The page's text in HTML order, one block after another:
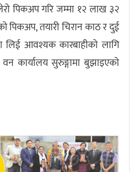
पिकअप गरि जम्मा १२ लाख ३२
पिकअप, तयारी चिरान काठ र दुई
लिई आवश्यक कारबाहीको लागि
कार्यालय सुरुङ्गामा बुझाइएको